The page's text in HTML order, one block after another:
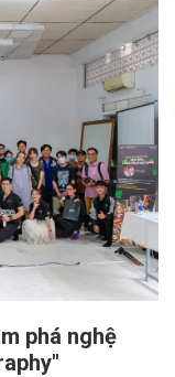
phá nghệ